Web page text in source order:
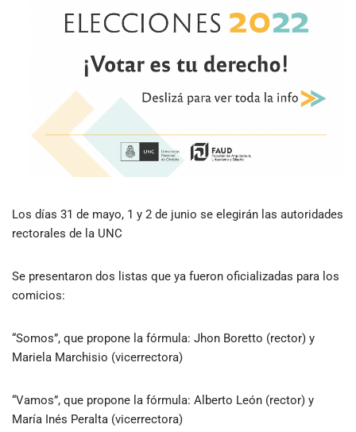
Los días 31 de mayo, 1 y 2 de junio se elegirán las autoridades
rectorales de la UNC
Se presentaron dos listas que ya fueron oficializadas para los
comicios:
“Somos”, que propone la fórmula: Jhon Boretto (rector) y
Mariela Marchisio (vicerrectora)
“Vamos”, que propone la fórmula: Alberto León (rector) y
María Inés Peralta (vicerrectora)